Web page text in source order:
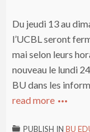
Du jeudi 13 au
l’UCBL seront
mai selon leurs
nouveau le lundi
BU dans les
read more 
 PUBLISH IN BU